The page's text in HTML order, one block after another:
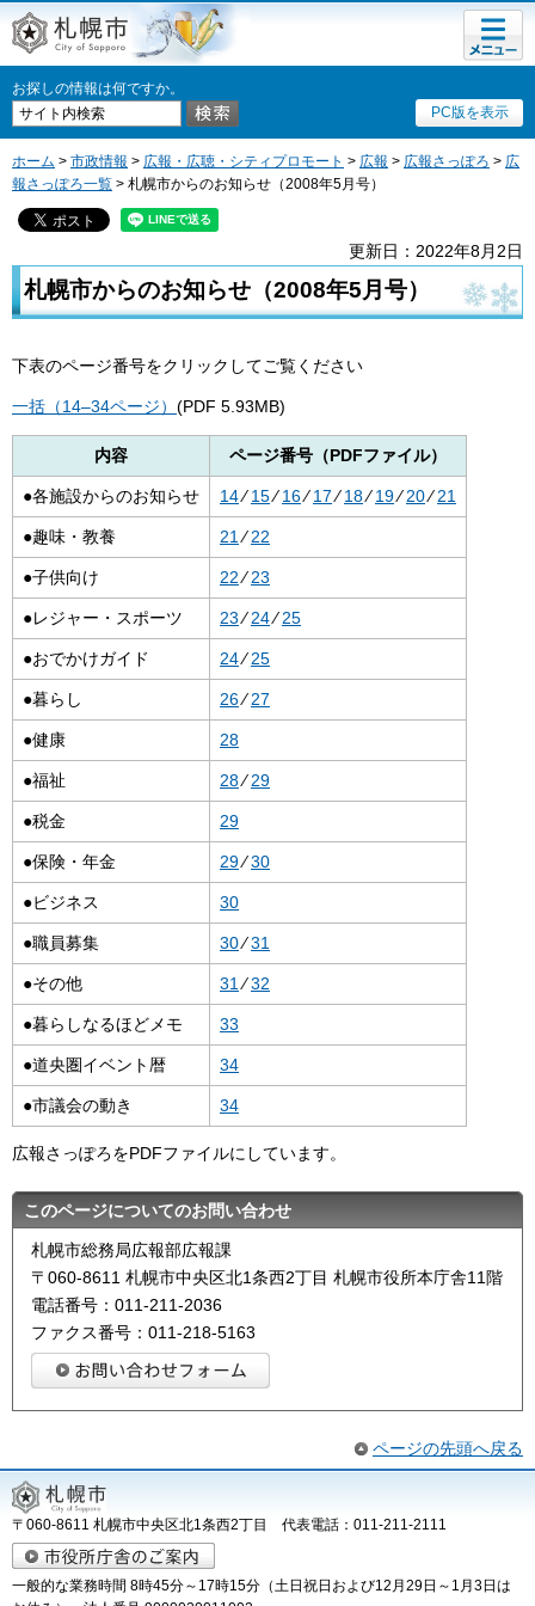
札幌市
お探しの情報は何ですか。
PC版を表示
メニュ
ー
ホーム > 市政情報 > 広報・広聴・シティプロモート > 広報 > 広報さっぽろ > 広
報さっぽろ一覧 > 札幌市からのお知らせ（2008年5月号）
更新日：2022年8月2日
札幌市からのお知らせ（2008年5月号）
下表のページ番号をクリックしてご覧ください
一括（14–34ページ） (PDF 5.93MB)
内容 ページ番号（PDFファイル）
●各施設からのお知らせ 14⁄15⁄16⁄17⁄18⁄19⁄20⁄21
●趣味・教養 21 ⁄22
●子供向け 22⁄23
●レジャー・スポーツ 23⁄24⁄25
●おでかけガイド 24⁄25
●暮らし 26⁄27
●健康 28
●福祉 28⁄29
●税金 29
●保険・年金 29⁄30
●ビジネス 30
●職員募集 30⁄31
●その他 31 ⁄32
●暮らしなるほどメモ 33
●道央圏イベント暦 34
●市議会の動き 34
広報さっぽろをPDFファイルにしています。
このページについてのお問い合わせ
札幌市総務局広報部広報課
〒060-8611 札幌市中央区北1条西2丁目 札幌市役所本庁舎11階
電話番号：011-211-2036
ファクス番号：011-218-5163
ページの先頭へ戻る
〒060-8611 札幌市中央区北1条西2丁目 代表電話：011-211-2111
一般的な業務時間 8時45分～17時15分（土日祝日および12月29日～1月3日は